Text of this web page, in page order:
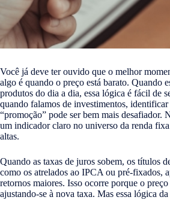
Você já deve ter ouvido que o melhor
algo é quando o preço está barato. Quando
produtos do dia a dia, essa lógica é fácil de
quando falamos de investimentos,
“promoção” pode ser bem mais desafiador.
um indicador claro no universo da renda
altas.
Quando as taxas de juros sobem, os títulos
como os atrelados ao IPCA ou pré-fixados,
retornos maiores. Isso ocorre porque o preço
ajustando-se à nova taxa. Mas essa lógica